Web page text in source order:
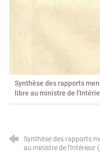
Synthèse des rapports
libre au ministre de
Synthèse des rapports
au ministre de l'Intérieur